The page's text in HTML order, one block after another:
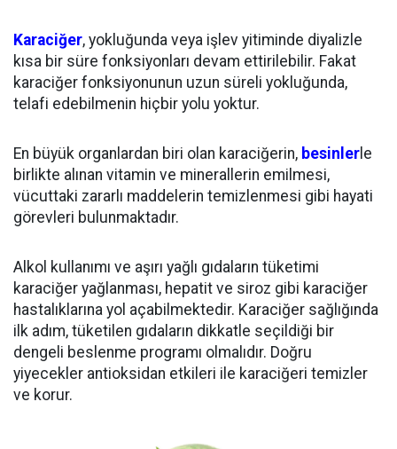
Karaciğer, yokluğunda veya işlev yitiminde diyalizle
kısa bir süre fonksiyonları devam ettirilebilir. Fakat
karaciğer fonksiyonunun uzun süreli yokluğunda,
telafi edebilmenin hiçbir yolu yoktur.
En büyük organlardan biri olan karaciğerin, besinler le
birlikte alınan vitamin ve minerallerin emilmesi,
vücuttaki zararlı maddelerin temizlenmesi gibi hayati
görevleri bulunmaktadır.
Alkol kullanımı ve aşırı yağlı gıdaların tüketimi
karaciğer yağlanması, hepatit ve siroz gibi karaciğer
hastalıklarına yol açabilmektedir. Karaciğer sağlığında
ilk adım, tüketilen gıdaların dikkatle seçildiği bir
dengeli beslenme programı olmalıdır. Doğru
yiyecekler antioksidan etkileri ile karaciğeri temizler
ve korur.